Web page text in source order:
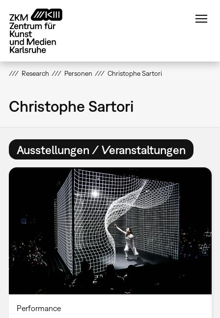
zum
Inhalt
Research Personen Christophe Sartori
Christophe Sartori
Ausstellungen / Veranstaltungen
Performance